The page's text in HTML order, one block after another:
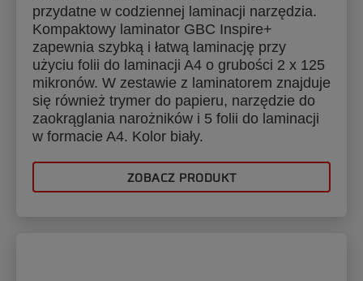
przydatne w codziennej laminacji narzędzia.
Kompaktowy laminator GBC Inspire+
zapewnia szybką i łatwą laminację przy
użyciu folii do laminacji A4 o grubości 2 x 125
mikronów. W zestawie z laminatorem znajduje
się również trymer do papieru, narzędzie do
zaokrąglania narożników i 5 folii do laminacji
w formacie A4. Kolor biały.
ZOBACZ PRODUKT